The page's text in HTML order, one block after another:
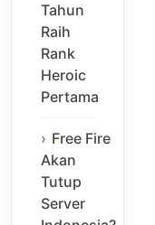
Tahun
Raih
Rank
Heroic
Pertama
Free Fire
Akan
Tutup
Server